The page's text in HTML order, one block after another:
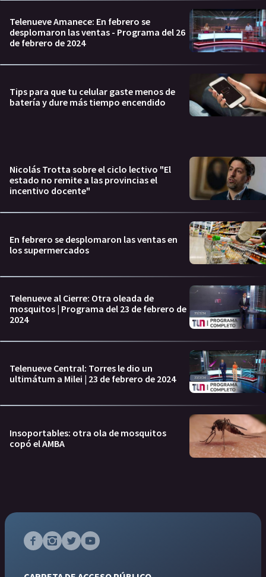
Telenueve Amanece: En febrero se
desplomaron las ventas - Programa del 26
de febrero de 2024
Tips para que tu celular gaste menos de
batería y dure más tiempo encendido
Nicolás Trotta sobre el ciclo lectivo "El
estado no remite a las provincias el
incentivo docente"
En febrero se desplomaron las ventas en
los supermercados
Telenueve al Cierre: Otra oleada de
mosquitos | Programa del 23 de febrero de
2024
Telenueve Central: Torres le dio un
ultimátum a Milei | 23 de febrero de 2024
Insoportables: otra ola de mosquitos
copó el AMBA